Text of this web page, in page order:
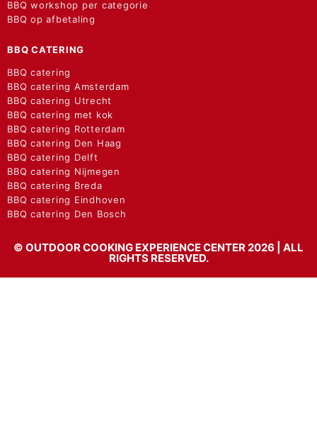
BBQ workshop per categorie
BBQ op afbetaling
BBQ CATERING
BBQ catering
BBQ catering Amsterdam
BBQ catering Utrecht
BBQ catering met kok
BBQ catering Rotterdam
BBQ catering Den Haag
BBQ catering Delft
BBQ catering Nijmegen
BBQ catering Breda
BBQ catering Eindhoven
BBQ catering Den Bosch
© OUTDOOR COOKING EXPERIENCE CENTER 2026 | ALL
RIGHTS RESERVED.